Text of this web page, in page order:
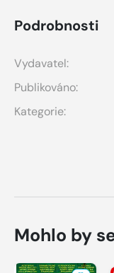
Podrobnosti
Vydavatel:
Publikováno:
Kategorie:
Mohlo by